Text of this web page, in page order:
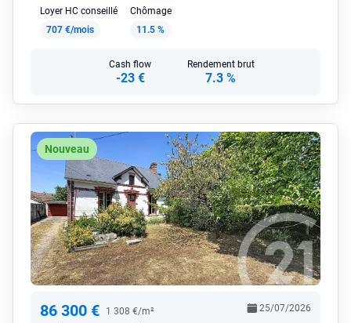
Loyer HC conseillé
707 €/mois
Chômage
11.5 %
Cash flow
-23 €
Rendement brut
7.3 %
Nouveau
86 300 € 1 308 €/m² 25/07/2026